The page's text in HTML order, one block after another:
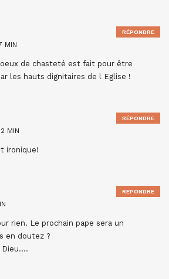
MIN
de chasteté est fait pour être
les hauts dignitaires de l Eglise !
RÉPONDRE
MIN
ironique!
RÉPONDRE
rien. Le prochain pape sera un
en doutez ?
Dieu….
RÉPONDRE